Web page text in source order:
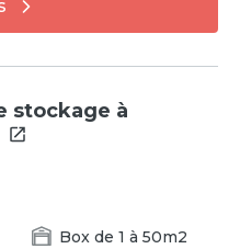
stockage à
Boxde 1 à 50m2